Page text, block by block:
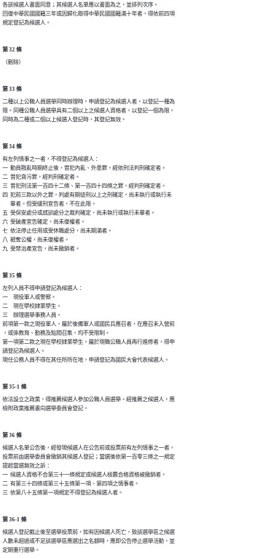
各該候選人書面同意；其候選人名單應以書面為之，並排列次序。
回復中華民國國籍三年或因歸化取得中華民國國籍滿十年者，得依前四項
規定登記為候選人。
第 32 條
（刪除）
第 33 條
二種以上公職人員選舉同時辦理時，申請登記為候選人者，以登記一種為
限。同種公職人員選舉具有二個以上之候選人資格者，以登記一個為限。
第 34 條
有左列情事之一者，不得登記為候選人：
一  動員戡亂時期終止後，曾犯內亂、外患罪，經依刑法判刑確定者。
二  曾犯貪污罪，經判刑確定者。
三  曾犯刑法第一百四十二條、第一百四十四條之罪，經判刑確定者。
四  犯前三款以外之罪，判處有期徒刑以上之刑確定，尚未執行或執行未
畢者。但受緩刑宣告者，不在此限。
五  受保安處分或感訓處分之裁判確定，尚未執行或執行未畢者。
六  受破產宣告確定，尚未復權者。
七  依法停止任用或受休職處分，尚未期滿者。
八  褫奪公權，尚未復權者。
九  受禁治產宣告，尚未撤銷者。
第 35 條
左列人員不得申請登記為候選人：
一　現役軍人或警察。
二　現在學校肄業學生。
三　辦理選舉事務人員。
前項第一款之現役軍人，屬於後備軍人或國民兵應召者，在應召未入營前
，或係教育、勤務及點閱召集，均不受限制。
第一項第二款之現在學校肄業學生，屬於現職公職人員再行進修者，得申
請登記為候選人。
第 35-1 條
依法設立之政黨，得推薦候選人參加公職人員選舉。經推薦之候選人，應
第 36 條
候選人名單公告後，經發現候選人在公告前或投票前有左列情事之一者，
投票前由選舉委員會撤銷其候選人登記；當選後依第一百零三條之一規定
提起當選無效之訴：
一  候選人資格不合第三十一條規定或候選人檢覈合格資格被撤銷者。
二  有第三十四條或第三十五條第一項、第四項之情事者。
三  依第八十五條第一項規定不得登記為候選人者。
第 36-1 條
候選人登記截止後至選舉投票前，如有因候選人死亡，致該選舉區之候選
人數未超過或不足該選舉區應選出之名額時，應即公告停止選舉活動，並
定期重行選舉。